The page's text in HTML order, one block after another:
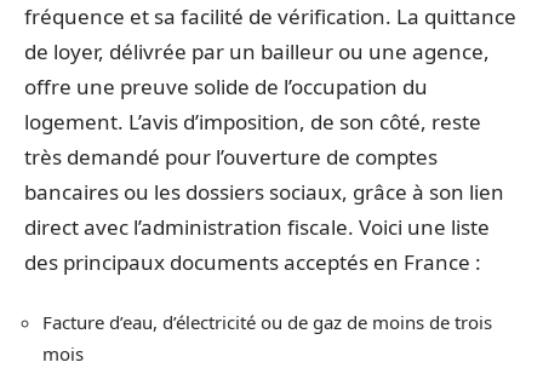
fréquence et sa facilité de vérification. La quittance
de loyer, délivrée par un bailleur ou une agence,
offre une preuve solide de l’occupation du
logement. L’avis d’imposition, de son côté, reste
très demandé pour l’ouverture de comptes
bancaires ou les dossiers sociaux, grâce à son lien
direct avec l’administration fiscale. Voici une liste
des principaux documents acceptés en France :
Facture d’eau, d’électricité ou de gaz de moins de trois
mois